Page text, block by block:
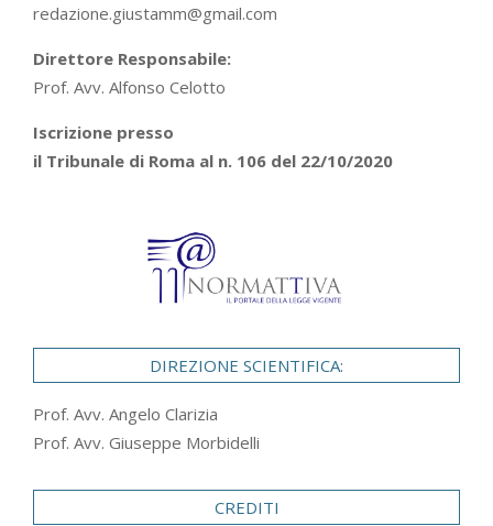
redazione.giustamm@gmail.com
Direttore Responsabile:
Prof. Avv. Alfonso Celotto
Iscrizione presso
il Tribunale di Roma al n. 106 del 22/10/2020
DIREZIONE SCIENTIFICA:
Prof. Avv. Angelo Clarizia
Prof. Avv. Giuseppe Morbidelli
CREDITI